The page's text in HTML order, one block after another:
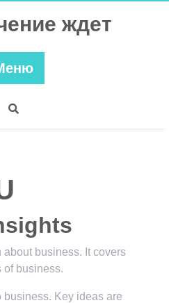
ждет
business. It covers
of business.
Key ideas are